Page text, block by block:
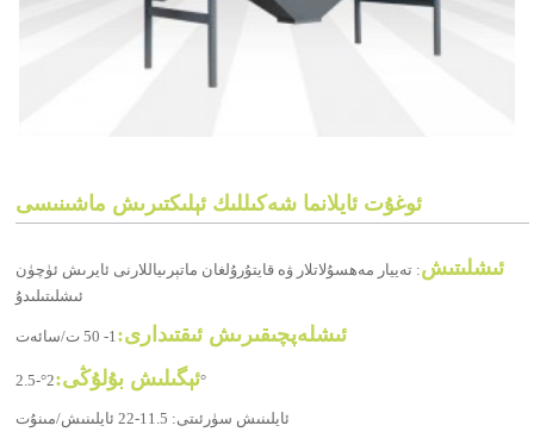
ئوغۇت ئايلانما شەكىللىك ئېلىكتىرىش ماشىنىسى
ئىشلىتىش: تەييار مەھسۇلاتلار ۋە قايتۇرۇلغان ماتېرىياللارنى ئايرىش ئۈچۈن
ئىشلىتىلىدۇ
ئىشلەپچىقىرىش ئىقتىدارى: 1- 50 ت/سائەت
ئېگىلىش بۇلۇڭى:2°-2.5°
ئايلىنىش سۈرئىتى: 11.5-22 ئايلىنىش/مىنۇت